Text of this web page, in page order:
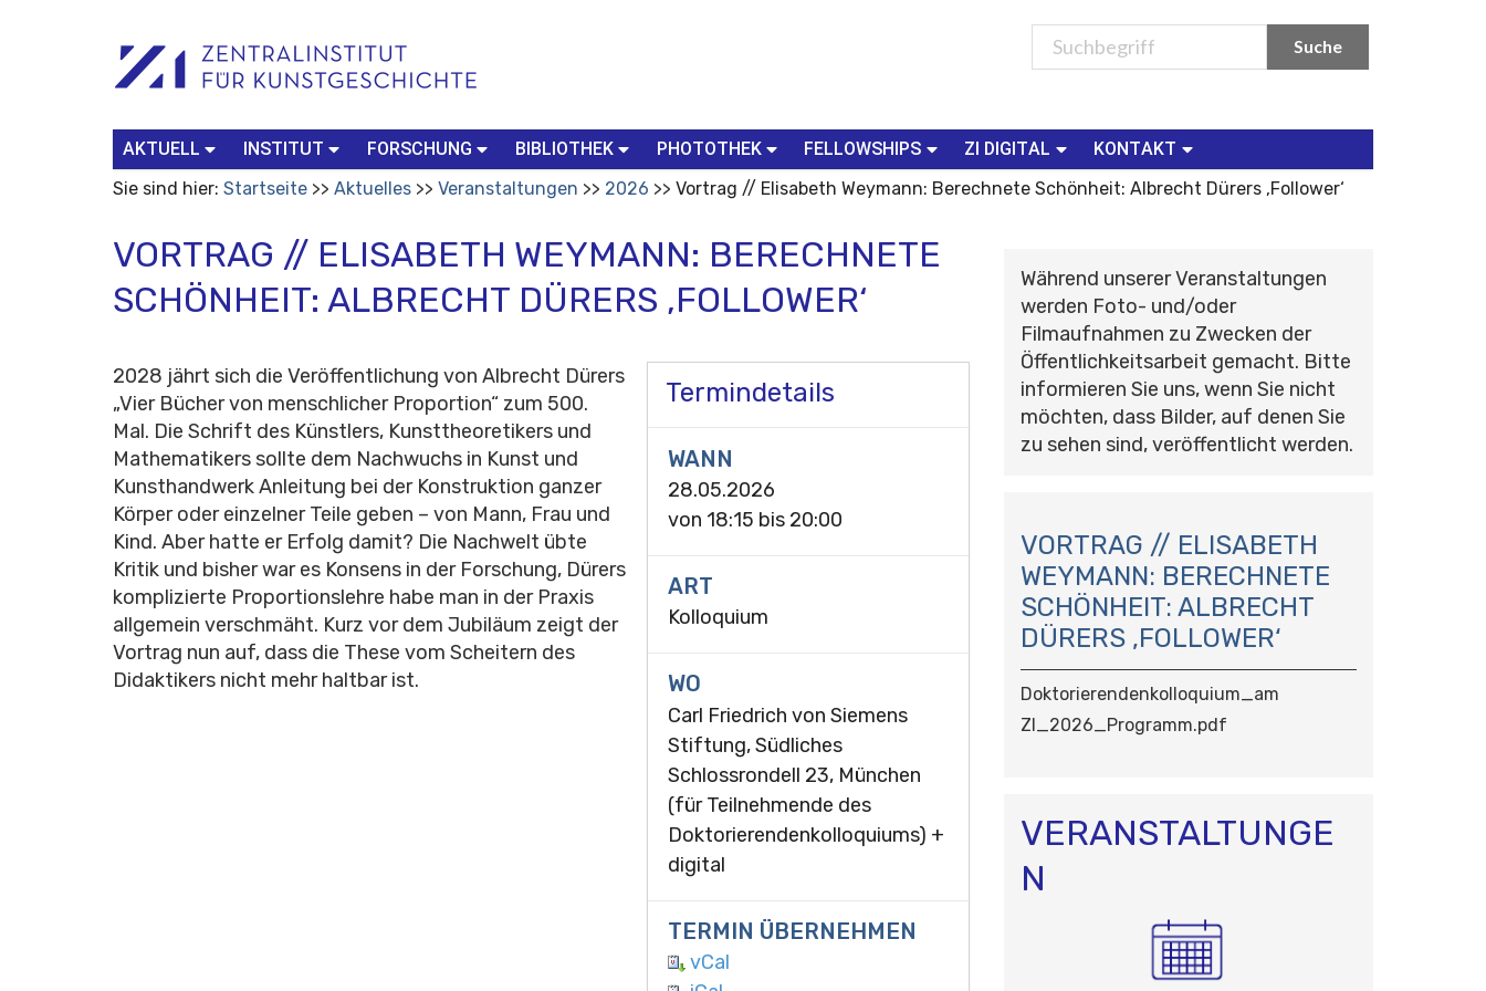
Werkzeuge
Search…
AKTUELL INSTITUT FORSCHUNG BIBLIOTHEK PHOTOTHEK FELLOWSHIPS ZI DIGITAL
KONTAKT
Sie sind hier: Startseite Aktuelles Veranstaltungen 2026 Vortrag // Elisabeth Weymann: Berechnete Schönheit: Albrecht Dürers ‚Follower‘
VORTRAG // ELISABETH WEYMANN: BERECHNETE
SCHÖNHEIT: ALBRECHT DÜRERS ‚FOLLOWER‘
Termindetails
WANN
28.05.2026
von 18:15 bis 20:00
ART
Kolloquium
WO
Carl Friedrich von Siemens
Stiftung, Südliches
Schlossrondell 23, München
(für Teilnehmende des
Doktorierendenkolloquiums) +
digital
TERMIN ÜBERNEHMEN
vCal
2028 jährt sich die Veröffentlichung von Albrecht Dürers
„Vier Bücher von menschlicher Proportion“ zum 500.
Mal. Die Schrift des Künstlers, Kunsttheoretikers und
Mathematikers sollte dem Nachwuchs in Kunst und
Kunsthandwerk Anleitung bei der Konstruktion ganzer
Körper oder einzelner Teile geben – von Mann, Frau und
Kind. Aber hatte er Erfolg damit? Die Nachwelt übte
Kritik und bisher war es Konsens in der Forschung, Dürers
komplizierte Proportionslehre habe man in der Praxis
allgemein verschmäht. Kurz vor dem Jubiläum zeigt der
Vortrag nun auf, dass die These vom Scheitern des
Didaktikers nicht mehr haltbar ist.
Während unserer Veranstaltungen
werden Foto- und/oder
Filmaufnahmen zu Zwecken der
Öffentlichkeitsarbeit gemacht. Bitte
informieren Sie uns, wenn Sie nicht
möchten, dass Bilder, auf denen Sie
zu sehen sind, veröffentlicht werden.
A
V
I
G
A
T
I
O
VORTRAG // ELISABETH
WEYMANN: BERECHNETE
SCHÖNHEIT: ALBRECHT
DÜRERS ‚FOLLOWER‘
Doktorierendenkolloquium_am
ZI_2026_Programm.pdf
VERANSTALTUNGE
N